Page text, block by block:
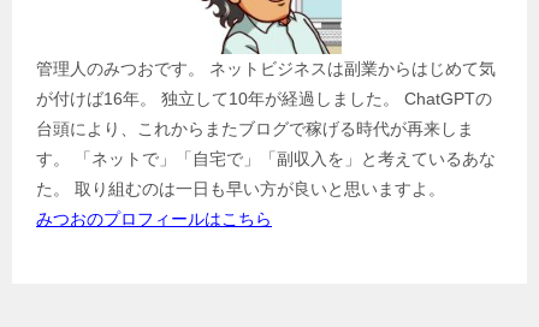
管理人のみつおです。 ネットビジネスは副業からはじめて気
が付けば16年。 独立して10年が経過しました。 ChatGPTの
台頭により、これからまたブログで稼げる時代が再来しま
す。 「ネットで」「自宅で」「副収入を」と考えているあな
た。 取り組むのは一日も早い方が良いと思いますよ。
みつおのプロフィールはこちら